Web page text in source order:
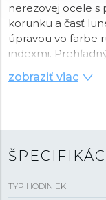
nerezovej ocele s
korunku a časť
úpravou vo farbe
indexmi.
minerálnym
batériový
zobraziť viac
TYP HODINIEK